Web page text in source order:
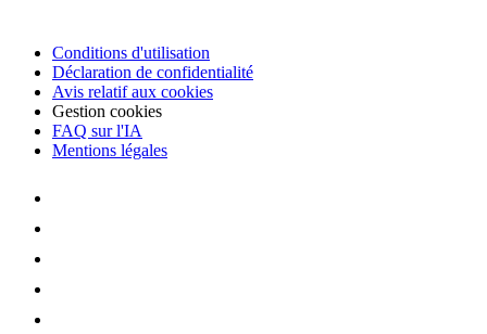
Conditions d'utilisation
Déclaration de confidentialité
Avis relatif aux cookies
Gestion cookies
FAQ sur l'IA
Mentions légales